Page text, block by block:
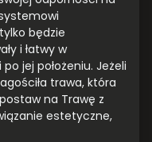
będzie
i łatwy w
jej położeniu. Jeżeli
trawa, która
na Trawę z
estetyczne,